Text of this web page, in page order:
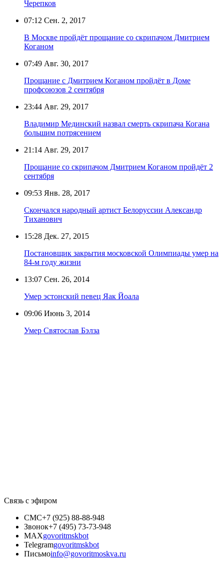
Черепков
07:12 Сен. 2, 2017
В Москве пройдёт прощание со скрипачом Дмитрием
Коганом
07:49 Авг. 30, 2017
Прощание с Дмитрием Коганом пройдёт в Доме
профсоюзов 2 сентября
23:44 Авг. 29, 2017
Владимир Мединский назвал смерть скрипача Когана
большим потрясением
21:14 Авг. 29, 2017
Прощание со скрипачом Дмитрием Коганом пройдёт 2
сентября
09:53 Янв. 28, 2017
Скончался народный артист Белоруссии Александр
Тиханович
15:28 Дек. 27, 2015
Постановщик закрытия московской Олимпиады умер на
84-м году жизни
13:07 Сен. 26, 2014
Умер эстонский певец Яак Йоала
09:06 Июнь 3, 2014
Умер Святослав Бэлза
Связь с эфиром
СМС+7 (925) 88-88-948
Звонок+7 (495) 73-73-948
MAXgovoritmskbot
Telegramgovoritmskbot
Письмоinfo@govoritmoskva.ru